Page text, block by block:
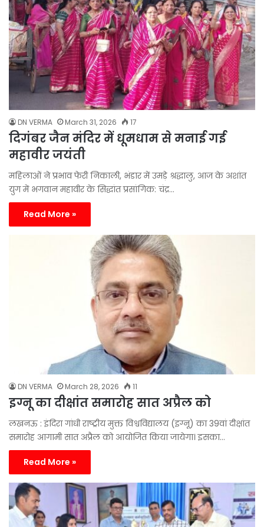
DN VERMA March 31, 2026 17
दिगंबर जैन मंदिर में धूमधाम से मनाई गई
महावीर जयंती
महिलाओं ने प्रभाव फेरी निकाली, भंडार में उमड़े श्रद्धालु, आज के अशांत
युग में भगवान महावीर के सिद्धांत प्रसांगिक: चंद्र…
Read More »
DN VERMA March 28, 2026 11
इग्नू का दीक्षांत समारोह सात अप्रैल को
लखनऊ : इंदिरा गांधी राष्ट्रीय मुक्त विश्वविद्यालय (इग्नू) का 39वां दीक्षांत
समारोह आगामी सात अप्रैल को आयोजित किया जायेगा। इसका…
Read More »